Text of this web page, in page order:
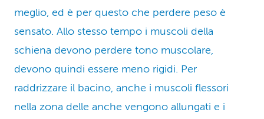
meglio, ed è per questo che perdere peso è
sensato. Allo stesso tempo i muscoli della
schiena devono perdere tono muscolare,
devono quindi essere meno rigidi. Per
raddrizzare il bacino, anche i muscoli flessori
nella zona delle anche vengono allungati e i